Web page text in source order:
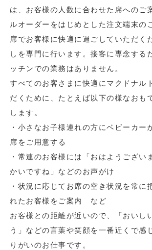
は、お客様の人数に合わせた席へのご
ルオーダーをはじめとした注文端末の
席でお客様に快適に過ごしていただく
しを専門に行います。接客に専念する
ッチンでの業務はありません。
すべてのお客さまに快適にマクドナル
だくために、たとえば以下の様なおも
します。
・小さなお子様連れの方にベビーカー
席をご用意する
・常連のお客様には「おはようござい
かいですね」などのお声がけ
・状況に応じてお席の空き状況を常に
れたお客様をご案内 など
お客様との距離が近いので、「おいし
う」などの言葉や笑顔を一番近くで感
りがいのお仕事です。